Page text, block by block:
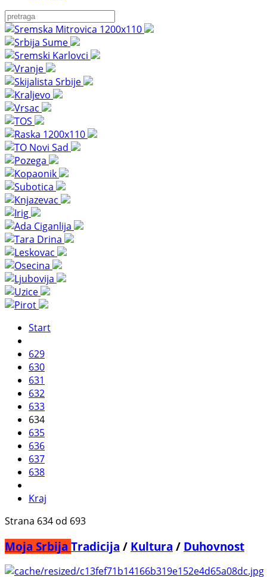
Start
629
630
631
632
633
634
635
636
637
638
Kraj
Strana 634 od 693
Moja Srbija Tradicija / Kultura / Duhovnost